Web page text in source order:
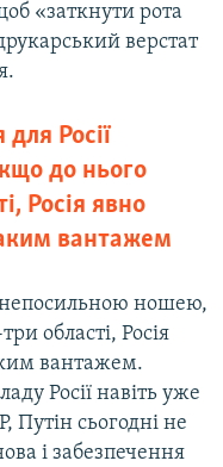
«заткнути рота
верстат
Росії
до нього
Росія явно
вантажем
непосильною ношею,
області, Росія
вантажем.
Росії навіть уже
Путін сьогодні не
і забезпечення